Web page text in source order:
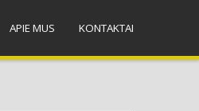
APIE MUS KONTAKTAI